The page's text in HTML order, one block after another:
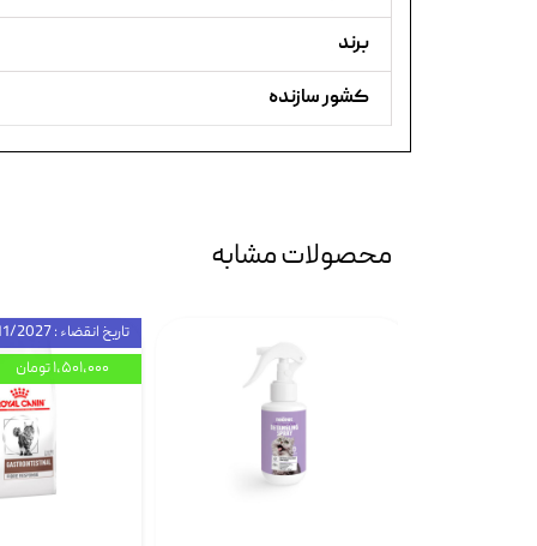
برند
کشور سازنده
محصولات مشابه
تاریخ انقضاء : 11/2027
۱,۵۰۱,۰۰۰ تومان